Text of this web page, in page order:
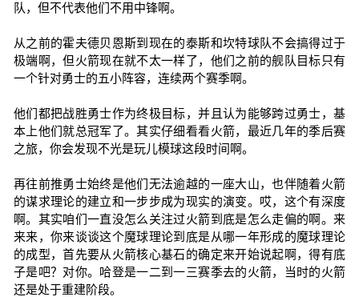
队，但不代表他们不用中锋啊。
从之前的霍夫德贝恩斯到现在的泰斯和坎特球队不会搞得过于
极端啊，但火箭现在就不太一样了，他们之前的舰队目标只有
一个针对勇士的五小阵容，连续两个赛季啊。
他们都把战胜勇士作为终极目标，并且认为能够跨过勇士，基
本上他们就总冠军了。其实仔细看看火箭，最近几年的季后赛
之旅，你会发现不光是玩儿模球这段时间啊。
再往前推勇士始终是他们无法逾越的一座大山，也伴随着火箭
的谋求理论的建立和一步步成为现实的演变。哎，这个有深度
啊。其实咱们一直没怎么关注过火箭到底是怎么走偏的啊。来
来来，你来谈谈这个魔球理论到底是从哪一年形成的魔球理论
的成型，首先要从火箭核心基石的确定来开始说起啊，得有底
子是吧？对你。哈登是一二到一三赛季去的火箭，当时的火箭
还是处于重建阶段。